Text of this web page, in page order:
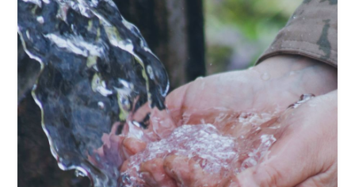
Comunicado “Plataforma de socios
La pretendida privatización del agua
Consulado de España en La Habana,
Comunicado “Plataforma de socios
La pretendida privatización del agua
Consulado de España en La Habana,